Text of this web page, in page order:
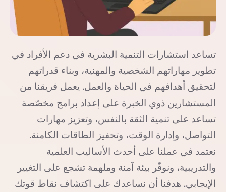
تساعد استشارات التنمية البشرية في دعم الأفراد في
تطوير مهاراتهم الشخصية والمهنية، وبناء قدراتهم
لتحقيق أهدافهم في الحياة والعمل. يعمل فريقنا من
المستشارين ذوي الخبرة على إعداد برامج مخصّصة
تساعد على تنمية الثقة بالنفس، وتعزيز مهارات
التواصل، وإدارة الوقت، وتحفيز الطاقات الكامنة.
نعتمد في عملنا على أحدث الأساليب العلمية
والتدريبية، ونوفّر بيئة آمنة وملهمة تشجع على التغيير
الإيجابي. هدفنا أن نساعدك على اكتشاف نقاط قوتك